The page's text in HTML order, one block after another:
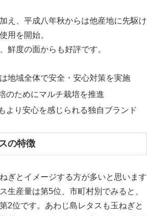
え、平成八年秋からは他産地に先駆け
用を開始。
鮮度の面からも好評です。
地域全体で安全・安心対策を実施
のためにマルチ栽培を推進
より安心を感じられる独自ブランド
の特徴
ぎとイメージする方が多いと思います
生産量は第5位、市町村別でみると、
2位です。あわじ島レタスも玉ねぎと